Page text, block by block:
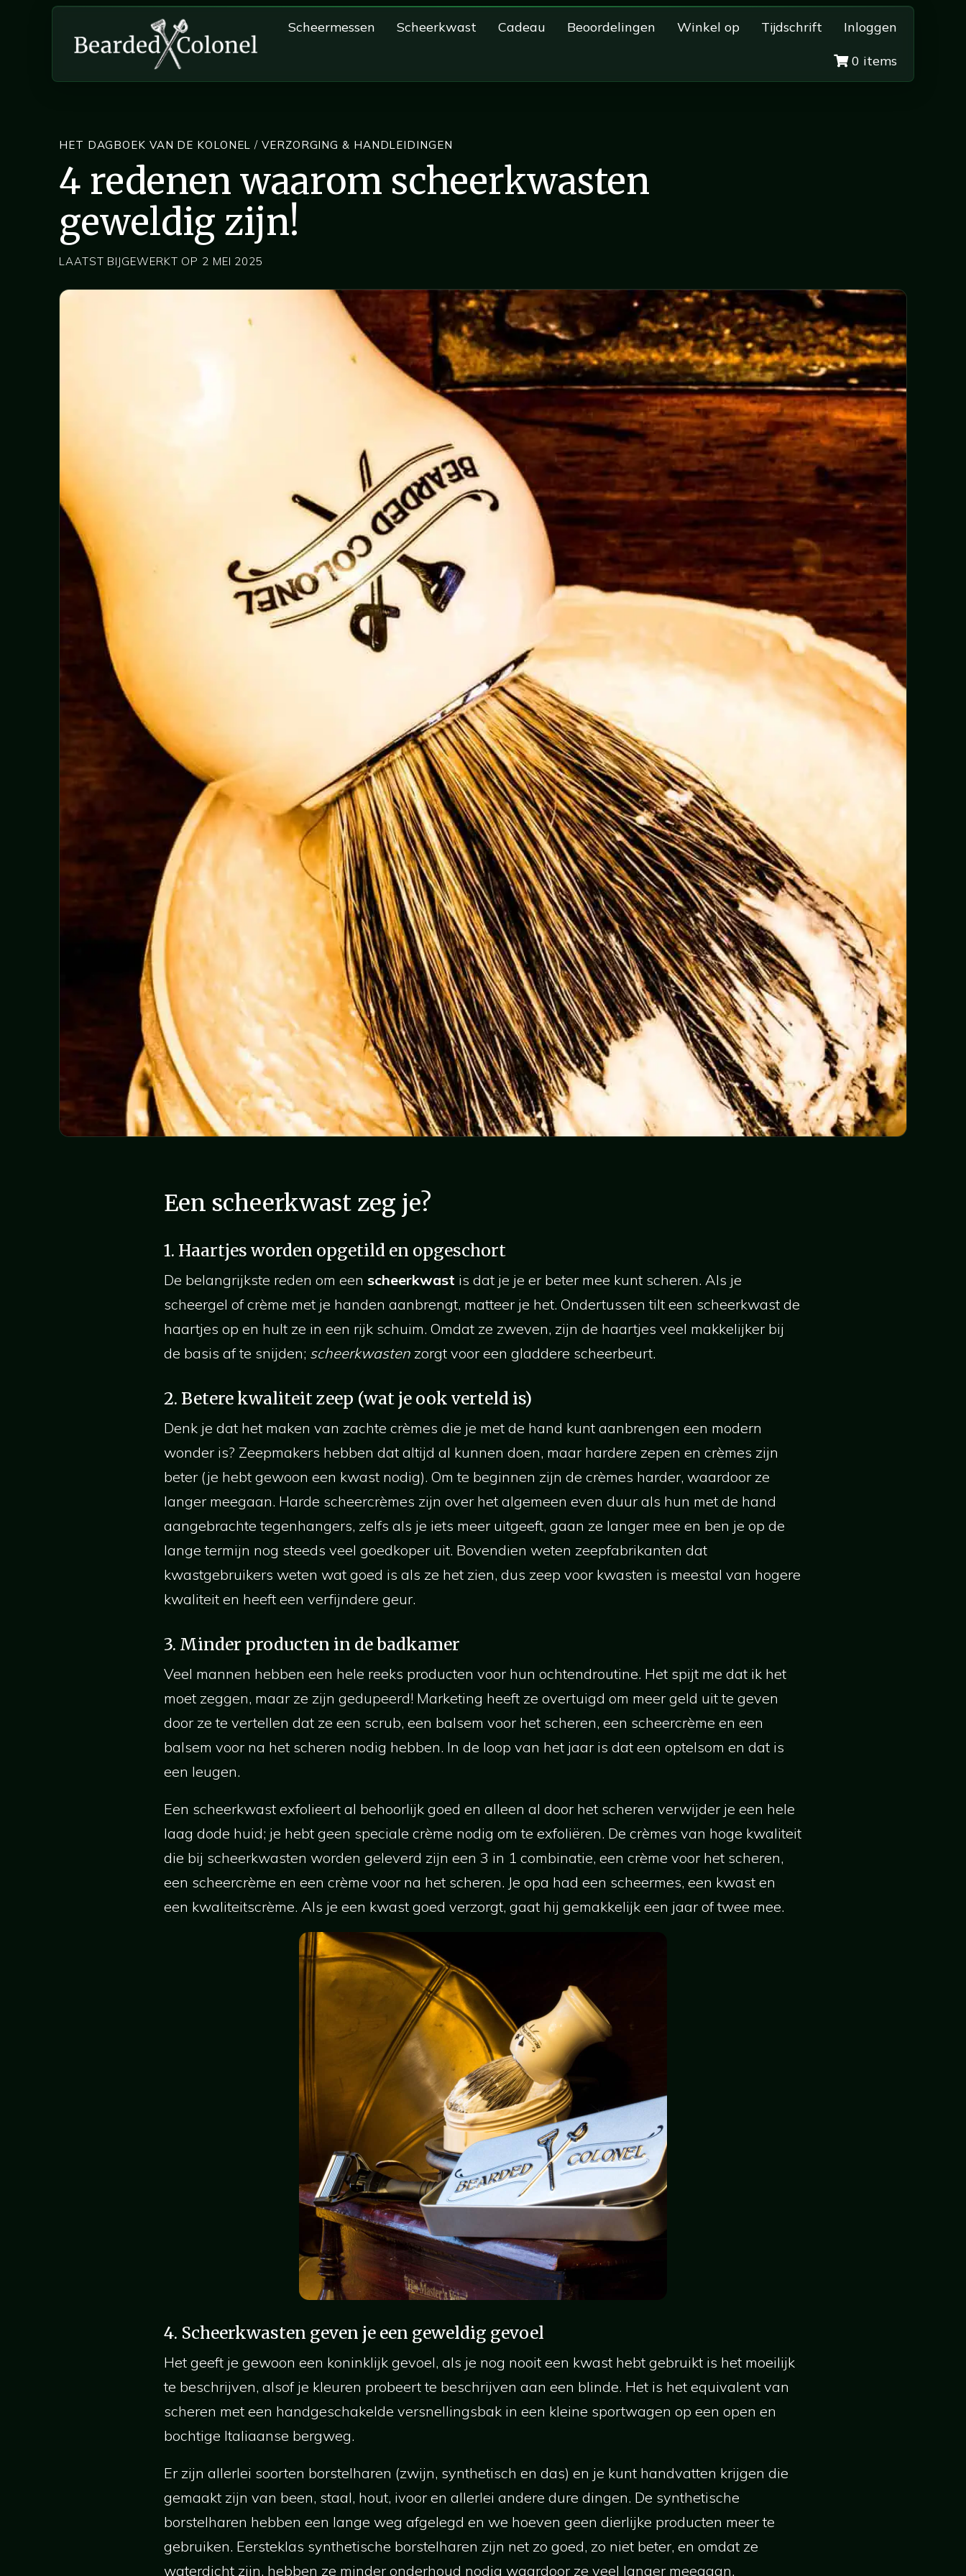
Scheermessen Scheerkwast Cadeau Beoordelingen Winkel op Tijdschrift Inloggen
0 items
HET DAGBOEK VAN DE KOLONEL / VERZORGING & HANDLEIDINGEN
4 redenen waarom scheerkwasten
geweldig zijn!
LAATST BIJGEWERKT OP 2 MEI 2025
Een scheerkwast zeg je?
1. Haartjes worden opgetild en opgeschort
De belangrijkste reden om een scheerkwast is dat je je er beter mee kunt scheren. Als je
scheergel of crème met je handen aanbrengt, matteer je het. Ondertussen tilt een scheerkwast de
haartjes op en hult ze in een rijk schuim. Omdat ze zweven, zijn de haartjes veel makkelijker bij
de basis af te snijden; scheerkwasten zorgt voor een gladdere scheerbeurt.
2. Betere kwaliteit zeep (wat je ook verteld is)
Denk je dat het maken van zachte crèmes die je met de hand kunt aanbrengen een modern
wonder is? Zeepmakers hebben dat altijd al kunnen doen, maar hardere zepen en crèmes zijn
beter (je hebt gewoon een kwast nodig). Om te beginnen zijn de crèmes harder, waardoor ze
langer meegaan. Harde scheercrèmes zijn over het algemeen even duur als hun met de hand
aangebrachte tegenhangers, zelfs als je iets meer uitgeeft, gaan ze langer mee en ben je op de
lange termijn nog steeds veel goedkoper uit. Bovendien weten zeepfabrikanten dat
kwastgebruikers weten wat goed is als ze het zien, dus zeep voor kwasten is meestal van hogere
kwaliteit en heeft een verfijndere geur.
3. Minder producten in de badkamer
Veel mannen hebben een hele reeks producten voor hun ochtendroutine. Het spijt me dat ik het
moet zeggen, maar ze zijn gedupeerd! Marketing heeft ze overtuigd om meer geld uit te geven
door ze te vertellen dat ze een scrub, een balsem voor het scheren, een scheercrème en een
balsem voor na het scheren nodig hebben. In de loop van het jaar is dat een optelsom en dat is
een leugen.
Een scheerkwast exfolieert al behoorlijk goed en alleen al door het scheren verwijder je een hele
laag dode huid; je hebt geen speciale crème nodig om te exfoliëren. De crèmes van hoge kwaliteit
die bij scheerkwasten worden geleverd zijn een 3 in 1 combinatie, een crème voor het scheren,
een scheercrème en een crème voor na het scheren. Je opa had een scheermes, een kwast en
een kwaliteitscrème. Als je een kwast goed verzorgt, gaat hij gemakkelijk een jaar of twee mee.
4. Scheerkwasten geven je een geweldig gevoel
Het geeft je gewoon een koninklijk gevoel, als je nog nooit een kwast hebt gebruikt is het moeilijk
te beschrijven, alsof je kleuren probeert te beschrijven aan een blinde. Het is het equivalent van
scheren met een handgeschakelde versnellingsbak in een kleine sportwagen op een open en
bochtige Italiaanse bergweg.
Er zijn allerlei soorten borstelharen (zwijn, synthetisch en das) en je kunt handvatten krijgen die
gemaakt zijn van been, staal, hout, ivoor en allerlei andere dure dingen. De synthetische
borstelharen hebben een lange weg afgelegd en we hoeven geen dierlijke producten meer te
gebruiken. Eersteklas synthetische borstelharen zijn net zo goed, zo niet beter, en omdat ze
waterdicht zijn, hebben ze minder onderhoud nodig waardoor ze veel langer meegaan.